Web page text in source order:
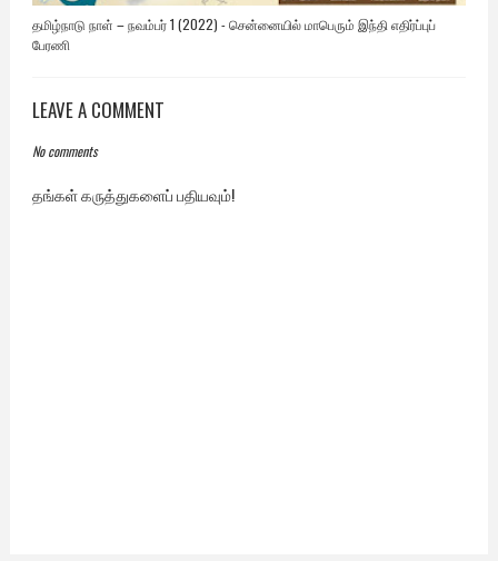
தமிழ்நாடு நாள் – நவம்பர் 1 (2022) - சென்னையில் மாபெரும் இந்தி எதிர்ப்புப்
பேரணி
LEAVE A COMMENT
No comments
தங்கள் கருத்துகளைப் பதியவும்!